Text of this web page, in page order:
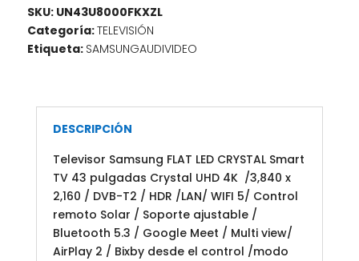
SKU: UN43U8000FKXZL
Categoría:TELEVISIÓN
Etiqueta: SAMSUNGAUDIVIDEO
DESCRIPCIÓN
Televisor Samsung FLAT LED CRYSTAL Smart
TV 43 pulgadas Crystal UHD 4K /3,840 x
2,160 / DVB-T2 / HDR /LAN/ WIFI 5/ Control
remoto Solar / Soporte ajustable /
Bluetooth 5.3 / Google Meet / Multi view/
AirPlay 2 / Bixby desde el control /modo